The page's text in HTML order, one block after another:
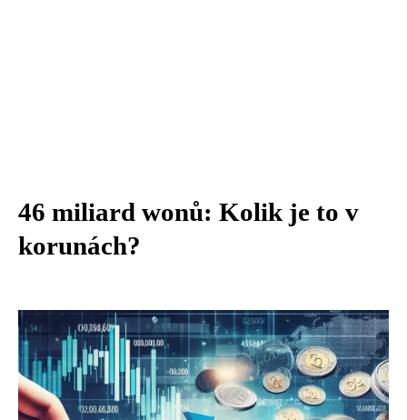
46 miliard wonů: Kolik je to v
korunách?